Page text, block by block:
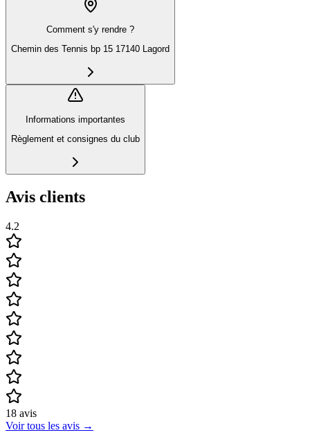
Comment s'y rendre ?
Chemin des Tennis bp 15 17140 Lagord
Informations importantes
Règlement et consignes du club
Avis clients
4.2
18 avis
Voir tous les avis →